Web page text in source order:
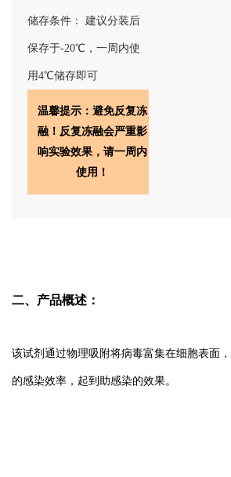
储存条件： 建议分装后
保存于-20℃，一周内使
用4℃储存即可
温馨提示：避免反复冻
融！反复冻融会严重影
响实验效果，请一周内
使用！
二、产品概述：
该试剂通过物理吸附将病毒富集在细胞表面
的感染效率，起到助感染的效果。